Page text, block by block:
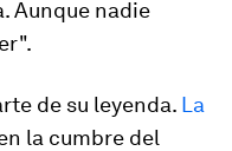
Aunque nadie
de su leyenda. La
la cumbre del